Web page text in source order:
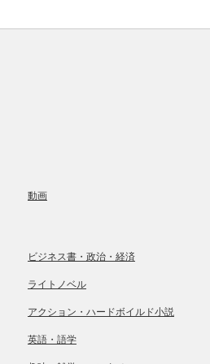
動画
ビジネス書・政治・経済
ライトノベル
アクション・ハードボイルド小説
英語・語学